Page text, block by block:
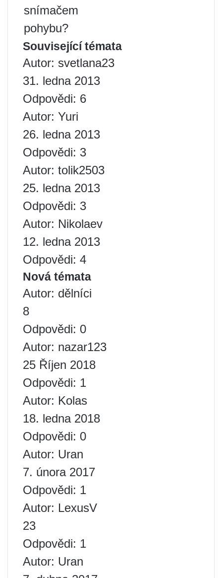
snímačem
pohybu?
Související témata
Autor: svetlana23
31. ledna 2013
Odpovědi: 6
Autor: Yuri
26. ledna 2013
Odpovědi: 3
Autor: tolik2503
25. ledna 2013
Odpovědi: 3
Autor: Nikolaev
12. ledna 2013
Odpovědi: 4
Nová témata
Autor: dělníci
8
Odpovědi: 0
Autor: nazar123
25 Říjen 2018
Odpovědi: 1
Autor: Kolas
18. ledna 2018
Odpovědi: 0
Autor: Uran
7. února 2017
Odpovědi: 1
Autor: LexusV
23
Odpovědi: 1
Autor: Uran